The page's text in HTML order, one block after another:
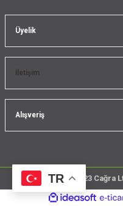
Üyelik
İletişim
Alışveriş
TR @2023 Cağra
çember
ideasoft